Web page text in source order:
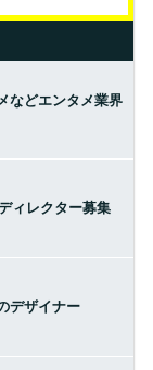
などエンタメ業界
ィレクター募集
デザイナー